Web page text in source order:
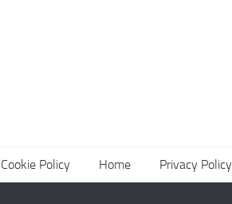
Cookie Policy Home Privacy Policy